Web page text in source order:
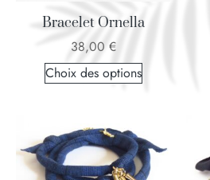
Bracelet Ornella
38,00 €
Choix des options